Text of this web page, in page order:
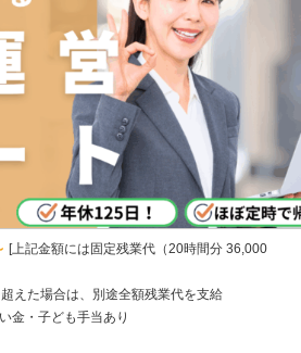
上記⾦額には固定残業代（20時間分 36,000
えた場合は、別途全額残業代を⽀給
金・子ども手当あり